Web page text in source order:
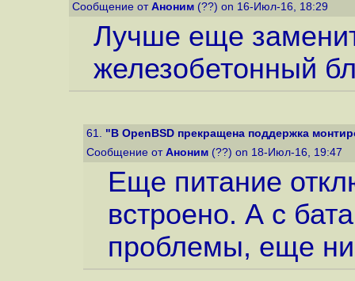
Сообщение от Аноним (??) on 16-Июл-16, 18:29
Лучше еще
железобетонный
61. "В OpenBSD прекращена поддержка
Сообщение от Аноним (??) on 18-Июл-16, 19:47
Еще питание
встроено. А с
проблемы, еще